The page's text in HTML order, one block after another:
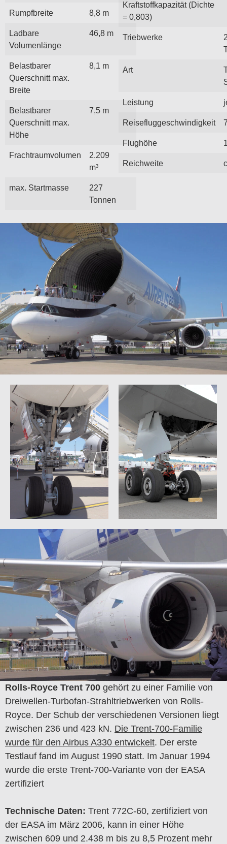
Rumpfbreite 8,8 m
Ladbare
Volumenlänge
46,8 m
Belastbarer
Querschnitt max.
Breite
8,1 m
Belastbarer
Querschnitt max.
Höhe
7,5 m
Frachtraumvolumen
2.209
m³
max. Startmasse
227
Tonnen
Kraftstoffkapazität (Dichte
= 0,803)
Triebwerke
Art
Leistung
Reisefluggeschwindigkeit
Flughöhe
Reichweite
Rolls-Royce Trent 700 gehört zu einer Familie von
Dreiwellen-Turbofan-Strahltriebwerken von Rolls-
Royce. Der Schub der verschiedenen Versionen liegt
zwischen 236 und 423 kN. Die Trent-700-Familie
wurde für den Airbus A330 entwickelt. Der erste
Testlauf fand im August 1990 statt. Im Januar 1994
wurde die erste Trent-700-Variante von der EASA
zertifiziert
Technische Daten: Trent 772C-60, zertifiziert von
der EASA im März 2006, kann in einer Höhe
zwischen 609 und 2.438 m bis zu 8,5 Prozent mehr